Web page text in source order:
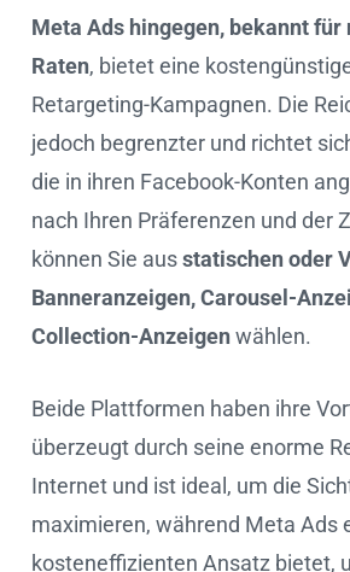
Meta Ads hingegen, bekannt für
Raten, bietet eine
Retargeting-Kampagnen. Die
jedoch begrenzter und richtet
die in ihren Facebook-Konten
nach Ihren Präferenzen und der
können Sie ausstatischen oder
Banneranzeigen, Carousel-
Collection-Anzeigenwählen.
Beide Plattformen haben ihre
überzeugt durch seine enorme
Internet und ist ideal, um die
maximieren, während Meta Ads
kosteneffizienten Ansatz bietet,